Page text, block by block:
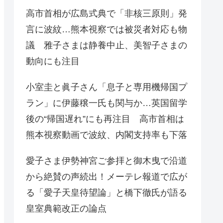
高市首相が広島式典で「非核三原則」発
言に波紋…熊本視察では被災者対応も物
議 雅子さまは静養中止、美智子さまの
動向にも注目
小室圭と眞子さん「息子と専用機帰国プ
ラン」に伊藤穣一氏も関与か…英国留学
後の“帰国遅れ”にも再注目 高市首相は
熊本視察動画で波紋、内閣支持率も下落
愛子さま伊勢神宮ご参拝と御木曳で沿道
から絶賛の声続出！メーテレ報道で広が
る「愛子天皇待望論」と橋下徹氏が語る
皇室典範改正の論点